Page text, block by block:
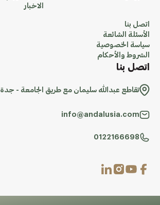
الاخبار
اتصل بنا
الأسئلة الشائعة
سياسة الخصوصية
الشروط والأحكام
اتصل بنا
تقاطع عبدالله سليمان مع طريق الجامعة - جدة
info@andalusia.com
0122166698